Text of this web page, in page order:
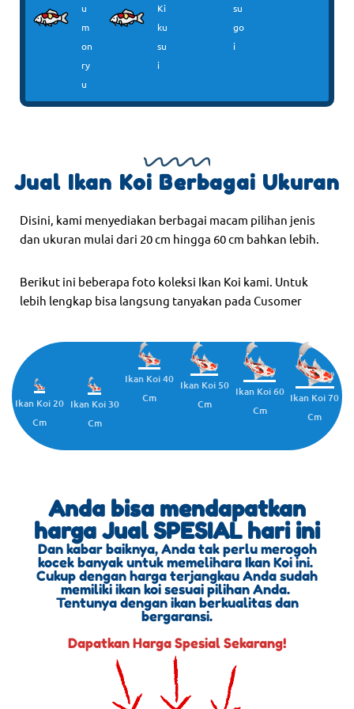
u
m
on
ry
u
Ki
ku
su
i
su
go
i
Jual Ikan Koi Berbagai Ukuran
Disini, kami menyediakan berbagai macam pilihan jenis
dan ukuran mulai dari 20 cm hingga 60 cm bahkan lebih.
Berikut ini beberapa foto koleksi Ikan Koi kami. Untuk
lebih lengkap bisa langsung tanyakan pada Cusomer
Ikan Koi 20
Cm
Ikan Koi 30
Cm
Ikan Koi 40
Cm
Ikan Koi 50
Cm
Ikan Koi 60
Cm
Ikan Koi 70
Cm
Anda bisa mendapatkan
harga Jual SPESIAL hari ini
Dan kabar baiknya, Anda tak perlu merogoh
kocek banyak untuk memelihara Ikan Koi ini.
Cukup dengan harga terjangkau Anda sudah
memiliki ikan koi sesuai pilihan Anda.
Tentunya dengan ikan berkualitas dan
bergaransi.
Dapatkan Harga Spesial Sekarang!